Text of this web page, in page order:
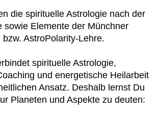
die spirituelle Astrologie nach der
sowie Elemente der Münchner
AstroPolarity-Lehre.
spirituelle Astrologie,
und energetische Heilarbeit
Ansatz. Deshalb lernst Du
Planeten und Aspekte zu deuten: